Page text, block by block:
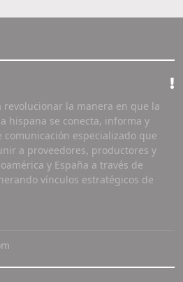
la manera en que la
hispana se conecta, informa y
comunicación especializado que
a proveedores, productores y
y España a través de
vínculos estratégicos de